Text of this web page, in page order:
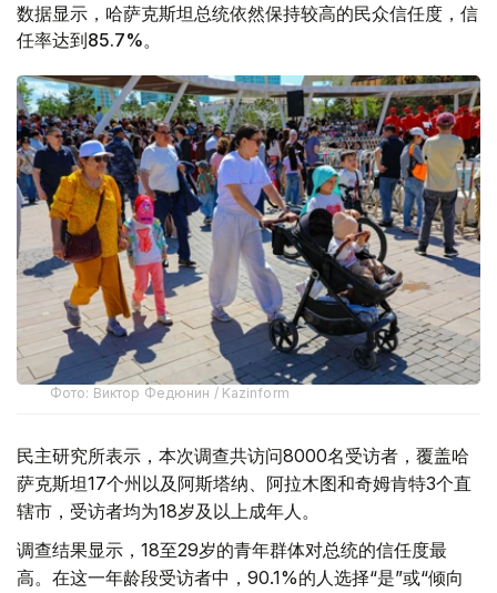
数据显示，哈萨克斯坦总统依然保持较高的民众信任度，信
任率达到85.7%。
Фото: Виктор Федюнин / Kazinform
民主研究所表示，本次调查共访问8000名受访者，覆盖哈
萨克斯坦17个州以及阿斯塔纳、阿拉木图和奇姆肯特3个直
辖市，受访者均为18岁及以上成年人。
调查结果显示，18至29岁的青年群体对总统的信任度最
高。在这一年龄段受访者中，90.1%的人选择“是”或“倾向